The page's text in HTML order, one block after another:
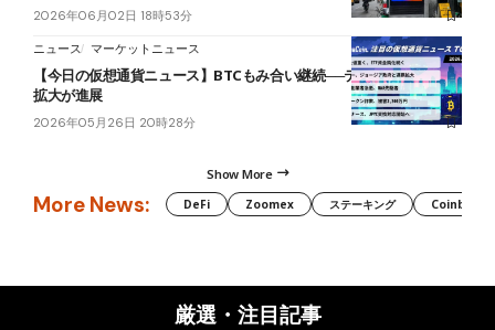
2026年06月02日 18時53分
ニュース マーケットニュース
【今日の仮想通貨ニュース】BTCもみ合い継続──テザー提携とJPYC
拡大が進展
2026年05月26日 20時28分
Show More
More News: DeFi Zoomex ステーキング Coinbase
厳選・注目記事